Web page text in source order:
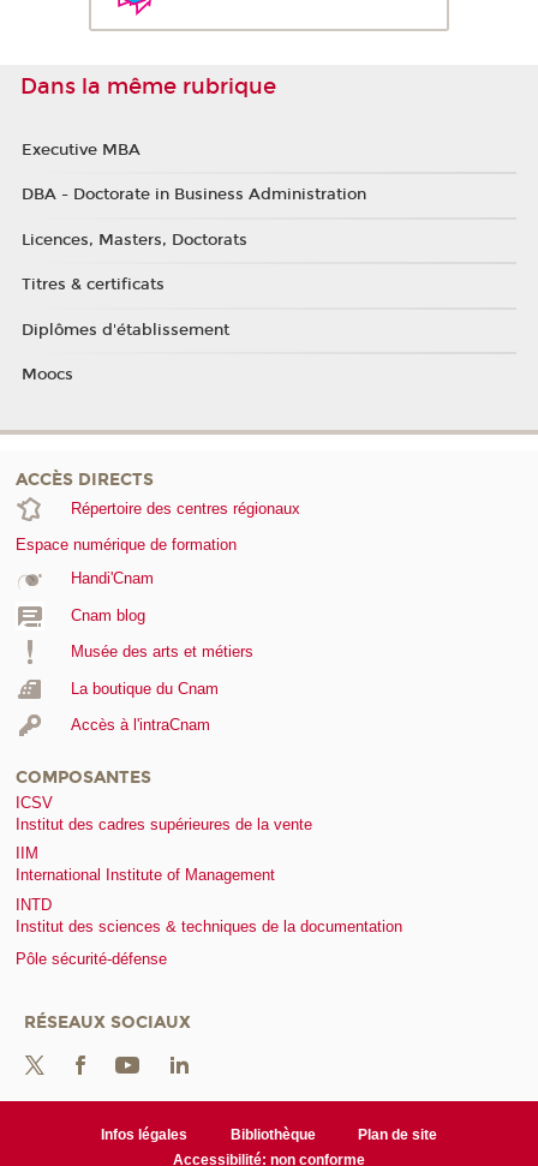
Dans la même rubrique
Executive MBA
DBA - Doctorate in Business Administration
Licences, Masters, Doctorats
Titres & certificats
Diplômes d'établissement
Moocs
ACCÈS DIRECTS
Répertoire des centres régionaux
Espace numérique de formation
Handi'Cnam
Cnam blog
Musée des arts et métiers
La boutique du Cnam
Accès à l'intraCnam
COMPOSANTES
ICSV
Institut des cadres supérieures de la vente
IIM
International Institute of Management
INTD
Institut des sciences & techniques de la documentation
Pôle sécurité-défense
RÉSEAUX SOCIAUX
Infos légales Bibliothèque
Plan de site
Accessibilité: non conforme